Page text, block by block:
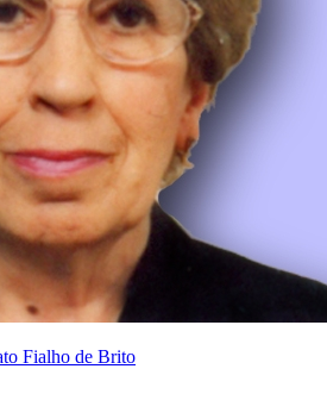
Fialho de Brito